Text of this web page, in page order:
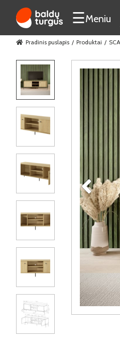
☰Meniu
Pradinis puslapis Produktai